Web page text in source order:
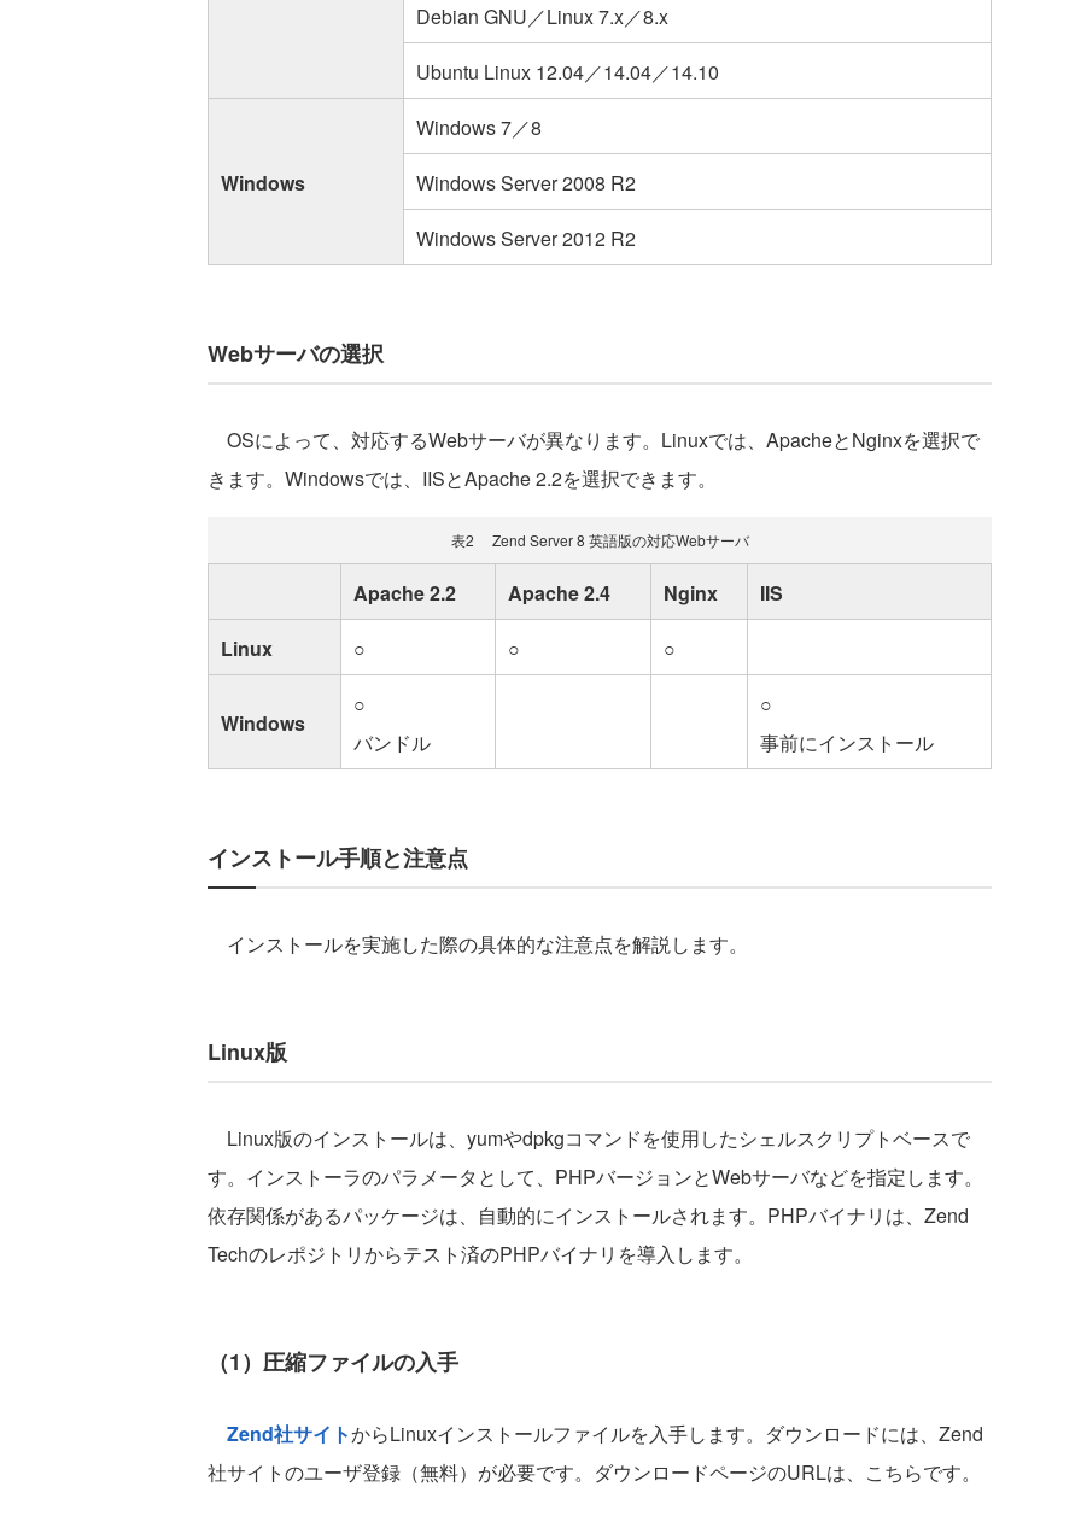
Debian GNU／Linux 7.x／8.x
Ubuntu Linux 12.04／14.04／14.10
Windows
Windows 7／8
Windows Server 2008 R2
Windows Server 2012 R2
Webサーバの選択
OSによって、対応するWebサーバが異なります。Linuxでは、ApacheとNginxを選択で
きます。Windowsでは、IISとApache 2.2を選択できます。
表2 Zend Server 8 英語版の対応Webサーバ
Apache 2.2 Apache 2.4 Nginx
IIS
Linux
○ ○ ○
Windows
○
バンドル
○
事前にインストール
インストール手順と注意点
インストールを実施した際の具体的な注意点を解説します。
Linux版
Linux版のインストールは、yumやdpkgコマンドを使用したシェルスクリプトベースで
す。インストーラのパラメータとして、PHPバージョンとWebサーバなどを指定します。
依存関係があるパッケージは、自動的にインストールされます。PHPバイナリは、Zend
Techのレポジトリからテスト済のPHPバイナリを導入します。
（1）圧縮ファイルの入手
Zend社サイトからLinuxインストールファイルを入手します。ダウンロードには、Zend
社サイトのユーザ登録（無料）が必要です。ダウンロードページのURLは、こちらです。